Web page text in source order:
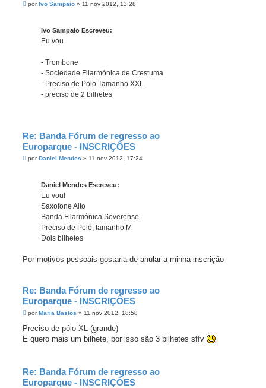
MporIvo Sampaio » 11 nov 2012, 13:28
Ivo Sampaio Escreveu:
Eu vou
- Trombone
- Sociedade Filarmónica de Crestuma
- Preciso de Polo Tamanho XXL
- preciso de 2 bilhetes
Re: Banda Fórum de regresso ao
Europarque - INSCRIÇÔES
MporDaniel Mendes » 11 nov 2012, 17:24
Daniel Mendes Escreveu:
Eu vou!
Saxofone Alto
Banda Filarmónica Severense
Preciso de Polo, tamanho M
Dois bilhetes
Por motivos pessoais gostaria de anular a minha inscrição
Re: Banda Fórum de regresso ao
Europarque - INSCRIÇÔES
M
n
a
porMaria Bastos » 11 nov 2012, 18:58
Preciso de pólo XL (grande)
E quero mais um bilhete, por isso são 3 bilhetes sffv
Re: Banda Fórum de regresso ao
Europarque - INSCRIÇÔES